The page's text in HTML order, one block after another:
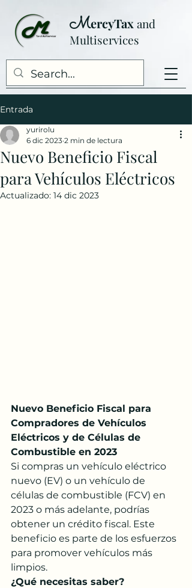
MercyTax and
Multiservices
Entrada
Nuevo Beneficio Fiscal
para Vehículos Eléctricos
yurirolu
6 dic 2023 2 min de lectura
Actualizado: 14 dic 2023
Nuevo Beneficio Fiscal para
Compradores de Vehículos
Eléctricos y de Células de
Combustible en 2023
Si compras un vehículo eléctrico
nuevo (EV) o un vehículo de
células de combustible (FCV) en
2023 o más adelante, podrías
obtener un crédito fiscal. Este
beneficio es parte de los esfuerzos
para promover vehículos más
limpios.
¿Qué necesitas saber?